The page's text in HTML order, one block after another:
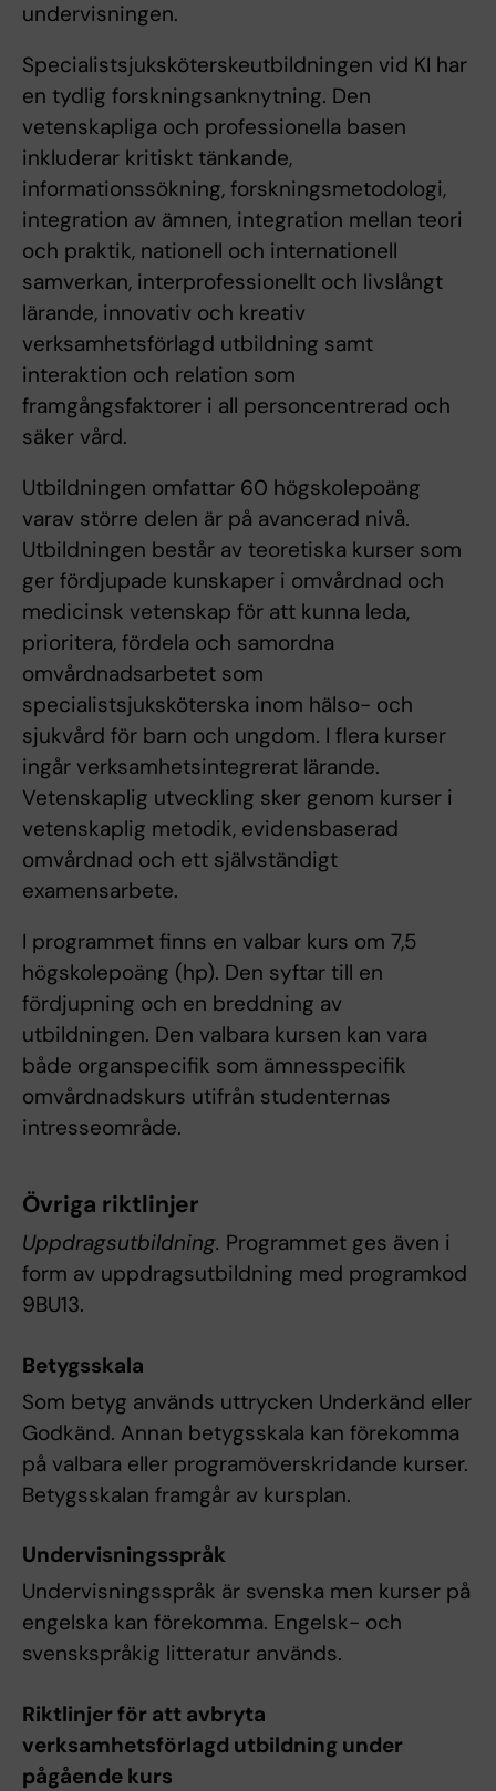
undervisningen.
Specialistsjuksköterskeutbildningen vid KI har
en tydlig forskningsanknytning. Den
vetenskapliga och professionella basen
inkluderar kritiskt tänkande,
informationssökning, forskningsmetodologi,
integration av ämnen, integration mellan teori
och praktik, nationell och internationell
samverkan, interprofessionellt och livslångt
lärande, innovativ och kreativ
verksamhetsförlagd utbildning samt
interaktion och relation som
framgångsfaktorer i all personcentrerad och
säker vård.
Utbildningen omfattar 60 högskolepoäng
varav större delen är på avancerad nivå.
Utbildningen består av teoretiska kurser som
ger fördjupade kunskaper i omvårdnad och
medicinsk vetenskap för att kunna leda,
prioritera, fördela och samordna
omvårdnadsarbetet som
specialistsjuksköterska inom hälso- och
sjukvård för barn och ungdom. I flera kurser
ingår verksamhetsintegrerat lärande.
Vetenskaplig utveckling sker genom kurser i
vetenskaplig metodik, evidensbaserad
omvårdnad och ett självständigt
examensarbete.
I programmet finns en valbar kurs om 7,5
högskolepoäng (hp). Den syftar till en
fördjupning och en breddning av
utbildningen. Den valbara kursen kan vara
både organspecifik som ämnesspecifik
omvårdnadskurs utifrån studenternas
intresseområde.
Övriga riktlinjer
Uppdragsutbildning. Programmet ges även i
form av uppdragsutbildning med programkod
9BU13.
Betygsskala
Som betyg används uttrycken Underkänd eller
Godkänd. Annan betygsskala kan förekomma
på valbara eller programöverskridande kurser.
Betygsskalan framgår av kursplan.
Undervisningsspråk
Undervisningsspråk är svenska men kurser på
engelska kan förekomma. Engelsk- och
svenskspråkig litteratur används.
Riktlinjer för att avbryta
verksamhetsförlagd utbildning under
pågående kurs